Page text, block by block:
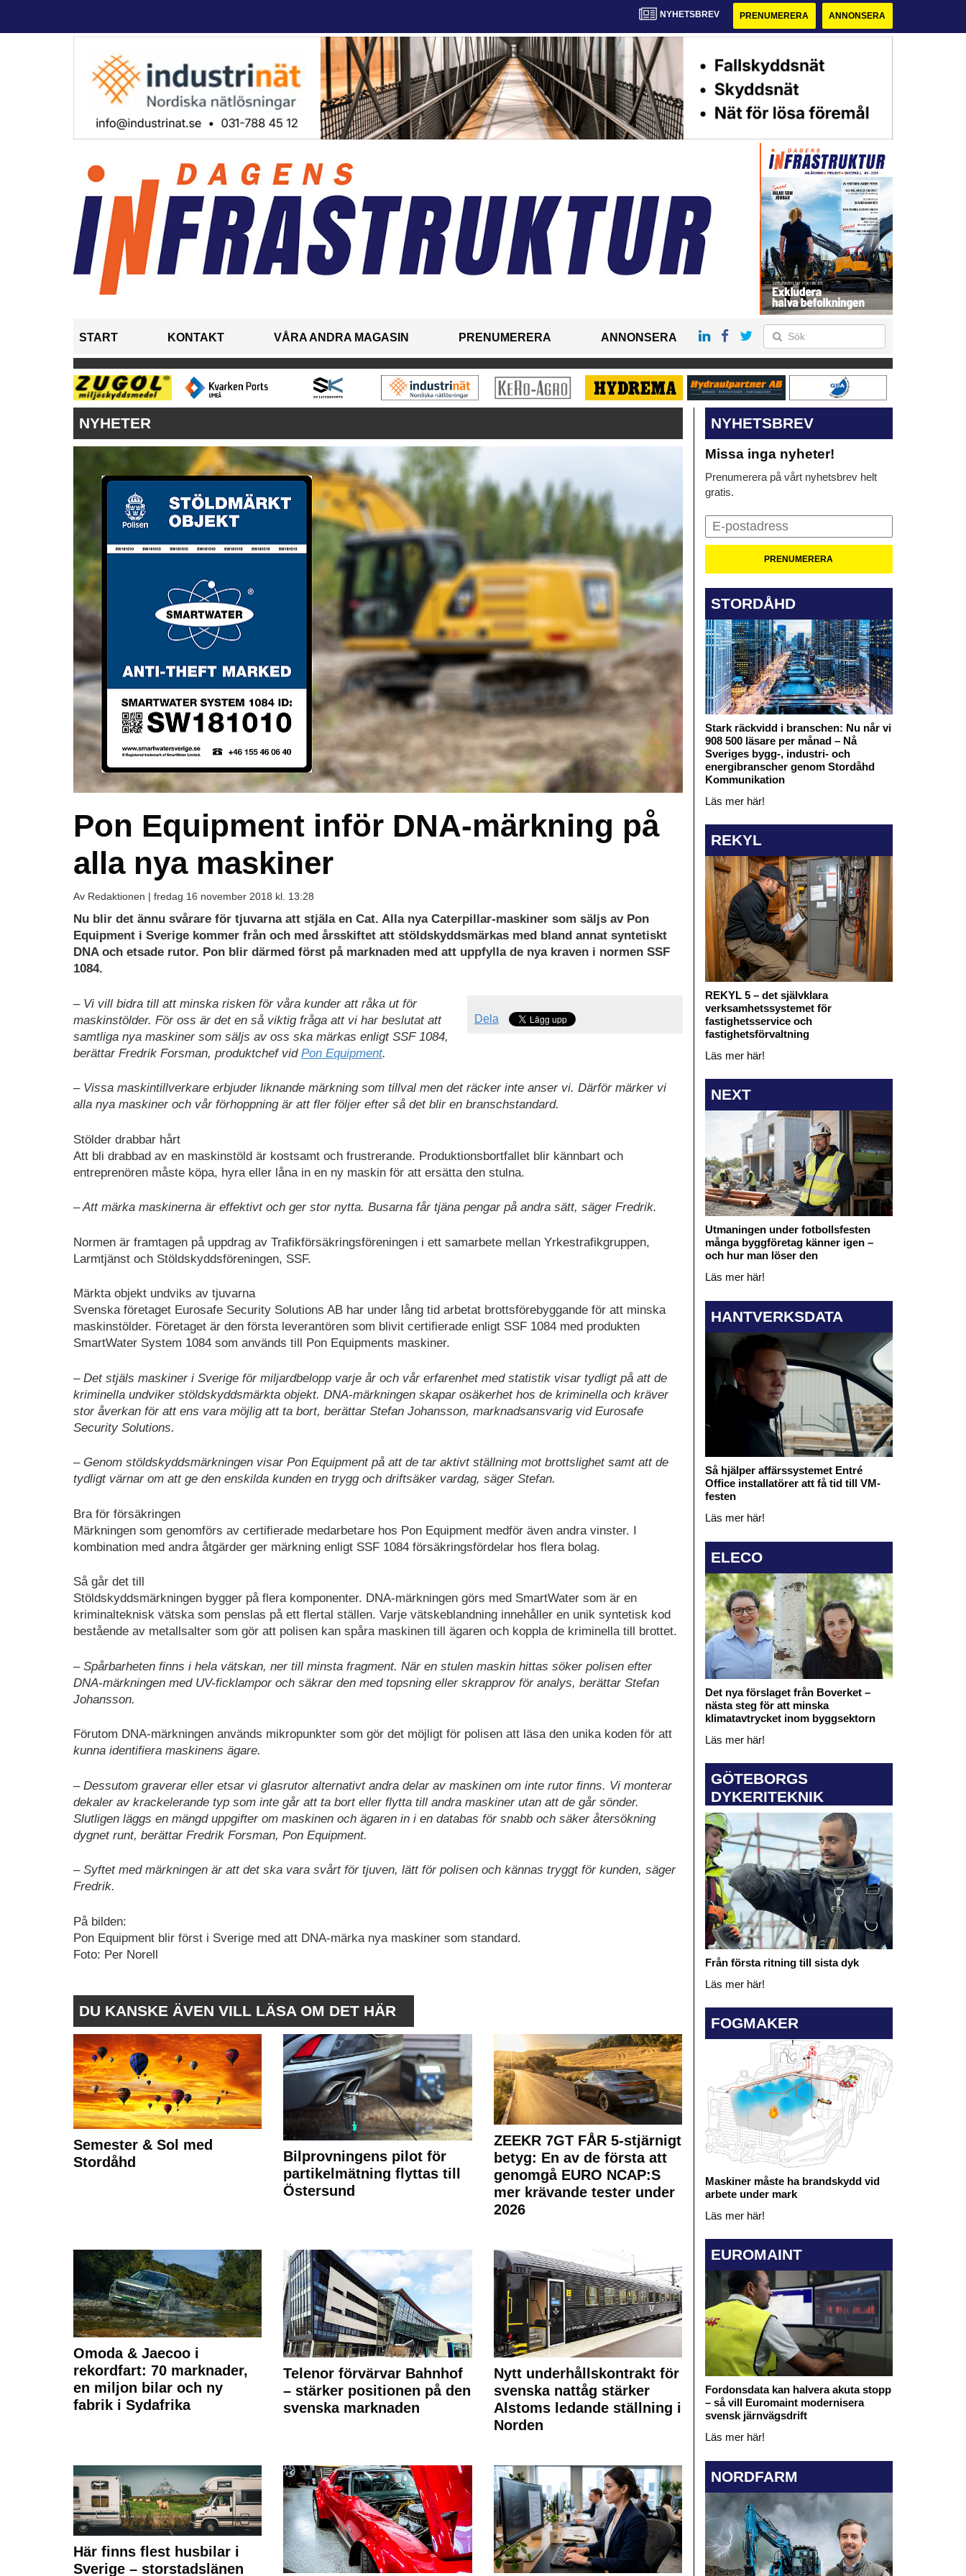
NYHETSBREV PRENUMERERA ANNONSERA
START KONTAKT VÅRA ANDRA MAGASIN PRENUMERERA ANNONSERA
NYHETER
Pon Equipment inför DNA-märkning på
alla nya maskiner
Av Redaktionen | fredag 16 november 2018 kl. 13:28
Nu blir det ännu svårare för tjuvarna att stjäla en Cat. Alla nya Caterpillar-maskiner som säljs av Pon
Equipment i Sverige kommer från och med årsskiftet att stöldskyddsmärkas med bland annat syntetiskt
DNA och etsade rutor. Pon blir därmed först på marknaden med att uppfylla de nya kraven i normen SSF
1084.
Dela
– Vi vill bidra till att minska risken för våra kunder att råka ut för
maskinstölder. För oss är det en så viktig fråga att vi har beslutat att
samtliga nya maskiner som säljs av oss ska märkas enligt SSF 1084,
berättar Fredrik Forsman, produktchef vid Pon Equipment.
– Vissa maskintillverkare erbjuder liknande märkning som tillval men det räcker inte anser vi. Därför märker vi
alla nya maskiner och vår förhoppning är att fler följer efter så det blir en branschstandard.
Stölder drabbar hårt
Att bli drabbad av en maskinstöld är kostsamt och frustrerande. Produktionsbortfallet blir kännbart och
entreprenören måste köpa, hyra eller låna in en ny maskin för att ersätta den stulna.
– Att märka maskinerna är effektivt och ger stor nytta. Busarna får tjäna pengar på andra sätt, säger Fredrik.
Normen är framtagen på uppdrag av Trafikförsäkringsföreningen i ett samarbete mellan Yrkestrafikgruppen,
Larmtjänst och Stöldskyddsföreningen, SSF.
Märkta objekt undviks av tjuvarna
Svenska företaget Eurosafe Security Solutions AB har under lång tid arbetat brottsförebyggande för att minska
maskinstölder. Företaget är den första leverantören som blivit certifierade enligt SSF 1084 med produkten
SmartWater System 1084 som används till Pon Equipments maskiner.
– Det stjäls maskiner i Sverige för miljardbelopp varje år och vår erfarenhet med statistik visar tydligt på att de
kriminella undviker stöldskyddsmärkta objekt. DNA-märkningen skapar osäkerhet hos de kriminella och kräver
stor åverkan för att ens vara möjlig att ta bort, berättar Stefan Johansson, marknadsansvarig vid Eurosafe
Security Solutions.
– Genom stöldskyddsmärkningen visar Pon Equipment på att de tar aktivt ställning mot brottslighet samt att de
tydligt värnar om att ge den enskilda kunden en trygg och driftsäker vardag, säger Stefan.
Bra för försäkringen
Märkningen som genomförs av certifierade medarbetare hos Pon Equipment medför även andra vinster. I
kombination med andra åtgärder ger märkning enligt SSF 1084 försäkringsfördelar hos flera bolag.
Så går det till
Stöldskyddsmärkningen bygger på flera komponenter. DNA-märkningen görs med SmartWater som är en
kriminalteknisk vätska som penslas på ett flertal ställen. Varje vätskeblandning innehåller en unik syntetisk kod
bestående av metallsalter som gör att polisen kan spåra maskinen till ägaren och koppla de kriminella till brottet.
– Spårbarheten finns i hela vätskan, ner till minsta fragment. När en stulen maskin hittas söker polisen efter
DNA-märkningen med UV-ficklampor och säkrar den med topsning eller skrapprov för analys, berättar Stefan
Johansson.
Förutom DNA-märkningen används mikropunkter som gör det möjligt för polisen att läsa den unika koden för att
kunna identifiera maskinens ägare.
– Dessutom graverar eller etsar vi glasrutor alternativt andra delar av maskinen om inte rutor finns. Vi monterar
dekaler av krackelerande typ som inte går att ta bort eller flytta till andra maskiner utan att de går sönder.
Slutligen läggs en mängd uppgifter om maskinen och ägaren in i en databas för snabb och säker återsökning
dygnet runt, berättar Fredrik Forsman, Pon Equipment.
– Syftet med märkningen är att det ska vara svårt för tjuven, lätt för polisen och kännas tryggt för kunden, säger
Fredrik.
På bilden:
Pon Equipment blir först i Sverige med att DNA-märka nya maskiner som standard.
Foto: Per Norell
DU KANSKE ÄVEN VILL LÄSA OM DET HÄR
Semester & Sol med
Stordåhd
Bilprovningens pilot för
partikelmätning flyttas till
Östersund
ZEEKR 7GT FÅR 5-stjärnigt
betyg: En av de första att
genomgå EURO NCAP:S
mer krävande tester under
2026
Omoda & Jaecoo i
rekordfart: 70 marknader,
en miljon bilar och ny
fabrik i Sydafrika
Telenor förvärvar Bahnhof
– stärker positionen på den
svenska marknaden
Nytt underhållskontrakt för
svenska nattåg stärker
Alstoms ledande ställning i
Norden
Här finns flest husbilar i
Sverige – storstadslänen
NYHETSBREV
Missa inga nyheter!
Prenumerera på vårt nyhetsbrev helt
gratis.
STORDÅHD
Stark räckvidd i branschen: Nu når vi
908 500 läsare per månad – Nå
Sveriges bygg-, industri- och
energibranscher genom Stordåhd
Kommunikation
Läs mer här!
REKYL
REKYL 5 – det självklara
verksamhetssystemet för
fastighetsservice och
fastighetsförvaltning
Läs mer här!
NEXT
Utmaningen under fotbollsfesten
många byggföretag känner igen –
och hur man löser den
Läs mer här!
HANTVERKSDATA
Så hjälper affärssystemet Entré
Office installatörer att få tid till VM-
festen
Läs mer här!
ELECO
Det nya förslaget från Boverket –
nästa steg för att minska
klimatavtrycket inom byggsektorn
Läs mer här!
GÖTEBORGS
DYKERITEKNIK
Från första ritning till sista dyk
Läs mer här!
FOGMAKER
Maskiner måste ha brandskydd vid
arbete under mark
Läs mer här!
EUROMAINT
Fordonsdata kan halvera akuta stopp
– så vill Euromaint modernisera
svensk järnvägsdrift
Läs mer här!
NORDFARM